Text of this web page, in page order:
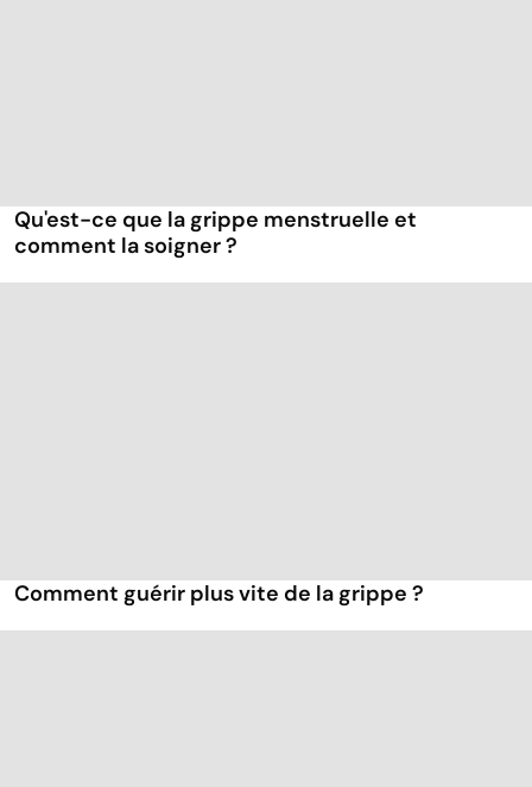
Qu'est-ce que la grippe menstruelle et
comment la soigner ?
Comment guérir plus vite de la grippe ?